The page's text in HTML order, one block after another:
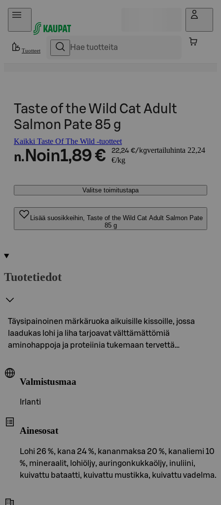
Hyppää sisältöön
Tuotteet
Taste of the Wild Cat Adult
Salmon Pate 85 g
Kaikki Taste Of The Wild -tuotteet
n. Noin1,89 € 22,24 €/kgvertailuhinta 22,24
€/kg
Valitse toimitustapa
Lisää suosikkeihin, Taste of the Wild Cat Adult Salmon Pate
85 g
Tuotetiedot
Täysipainoinen märkäruoka aikuisille kissoille, jossa
laadukas lohi ja liha tarjoavat välttämättömiä
aminohappoja ja proteiinia tukemaan tervettä…
Valmistusmaa
Irlanti
Ainesosat
Lohi 26 %, kana 24 %, kananmaksa 20 %, kanaliemi 10
%, mineraalit, lohiöljy, auringonkukkaöljy, inuliini,
kuivattu bataatti, kuivattu mustikka, kuivattu vadelma.